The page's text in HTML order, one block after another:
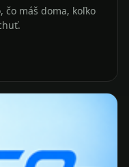
čo máš doma, koľko